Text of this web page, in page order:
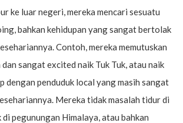
ke luar negeri, mereka mencari sesuatu
bahkan kehidupan yang sangat bertolak
Contoh, mereka memutuskan
sangat excited naik Tuk Tuk, atau naik
dengan penduduk local yang masih sangat
Mereka tidak masalah tidur di
pegunungan Himalaya, atau bahkan